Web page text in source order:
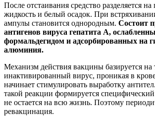
После отстаивания средство разделяется
жидкость и белый осадок. При
ампулы становится однородным. Состоит
антигенов вируса гепатита А,
формальдегидом и адсорбированных на
алюминия.
Механизм действия вакцины базируется на
инактивированный вирус, проникая в
начинает стимулировать выработку
такой реакции формируется
не остается на всю жизнь. Поэтому
ревакцинация.